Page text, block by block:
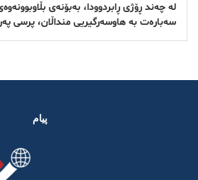
لە چەند ڕۆژی ڕابردوودا، بەبۆنەی
سەبارەت بە هاوسەرگیریی منداڵان، پرسی
پیام